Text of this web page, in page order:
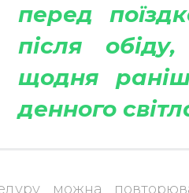
перед
після
щодня
денного
можна